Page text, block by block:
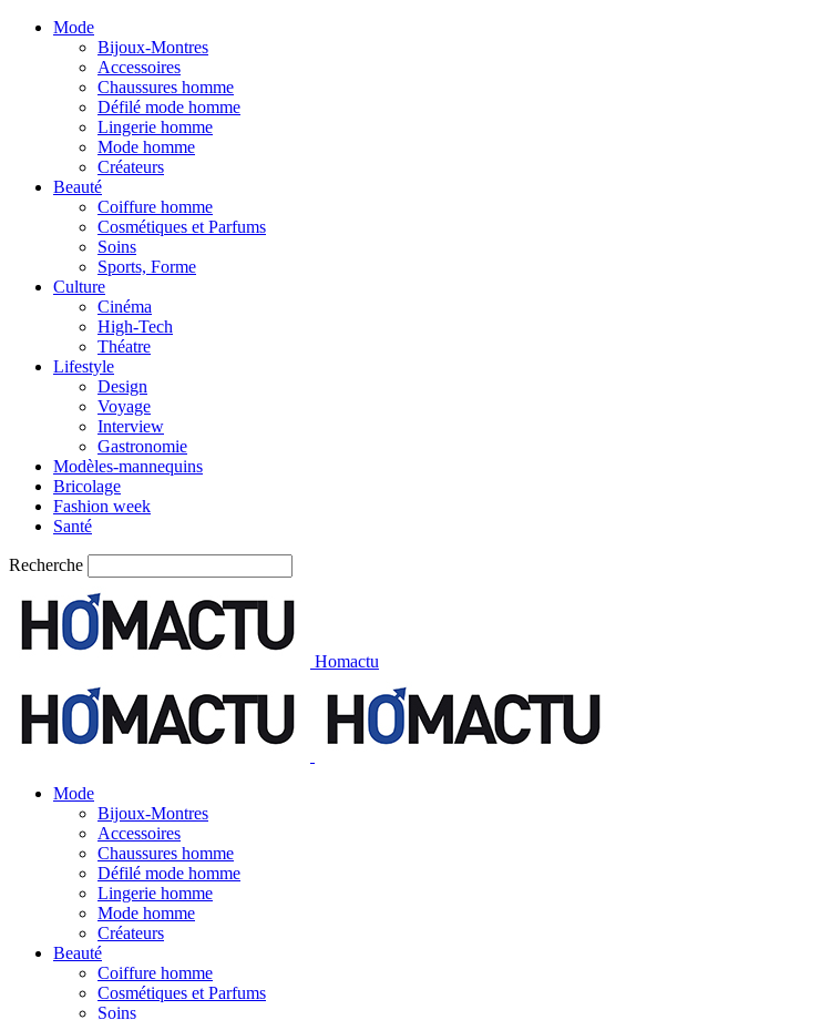
Mode
Bijoux-Montres
Accessoires
Chaussures homme
Défilé mode homme
Lingerie homme
Mode homme
Créateurs
Beauté
Coiffure homme
Cosmétiques et Parfums
Soins
Sports, Forme
Culture
Cinéma
High-Tech
Théatre
Lifestyle
Design
Voyage
Interview
Gastronomie
Modèles-mannequins
Bricolage
Fashion week
Santé
Recherche
Homactu
Mode
Bijoux-Montres
Accessoires
Chaussures homme
Défilé mode homme
Lingerie homme
Mode homme
Créateurs
Beauté
Coiffure homme
Cosmétiques et Parfums
Soins